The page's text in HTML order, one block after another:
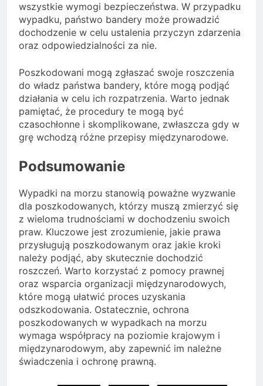
wszystkie wymogi bezpieczeństwa. W przypadku
wypadku, państwo bandery może prowadzić
dochodzenie w celu ustalenia przyczyn zdarzenia
oraz odpowiedzialności za nie.
Poszkodowani mogą zgłaszać swoje roszczenia
do władz państwa bandery, które mogą podjąć
działania w celu ich rozpatrzenia. Warto jednak
pamiętać, że procedury te mogą być
czasochłonne i skomplikowane, zwłaszcza gdy w
grę wchodzą różne przepisy międzynarodowe.
Podsumowanie
Wypadki na morzu stanowią poważne wyzwanie
dla poszkodowanych, którzy muszą zmierzyć się
z wieloma trudnościami w dochodzeniu swoich
praw. Kluczowe jest zrozumienie, jakie prawa
przysługują poszkodowanym oraz jakie kroki
należy podjąć, aby skutecznie dochodzić
roszczeń. Warto korzystać z pomocy prawnej
oraz wsparcia organizacji międzynarodowych,
które mogą ułatwić proces uzyskania
odszkodowania. Ostatecznie, ochrona
poszkodowanych w wypadkach na morzu
wymaga współpracy na poziomie krajowym i
międzynarodowym, aby zapewnić im należne
świadczenia i ochronę prawną.